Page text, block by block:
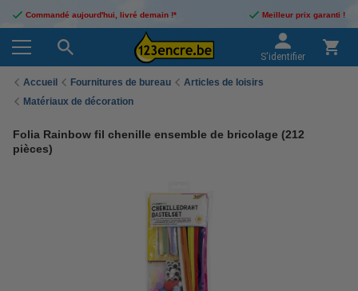
Commandé aujourd'hui, livré demain !* Meilleur prix garanti !
S'identifier
Accueil Fournitures de bureau
Articles de loisirs
Matériaux de décoration
Folia Rainbow fil chenille ensemble de bricolage (212
pièces)